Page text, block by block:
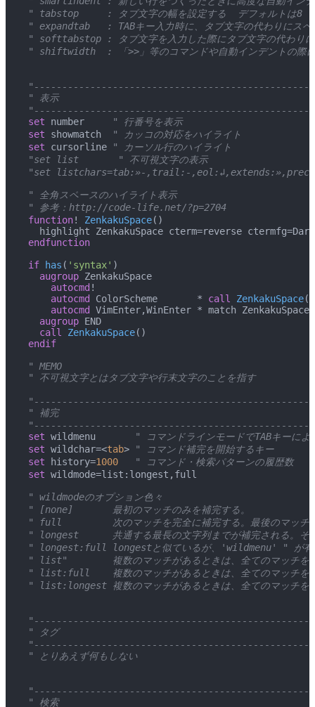
" tabstop     : タブ文字の幅を設定する  デフォルトは8
" expandtab   : TABキー入力時に、タブ文字の代わりにスペ
" softtabstop : タブ文字を入力した際にタブ文字の代わり
" shiftwidth  : 「>>」等のコマンドや自動インデントの際に
" 表示
set number
     " 行番号を表示
set showmatch
  " カッコの対応をハイライト
set cursorline " カーソル行のハイライト
"set list       " 不可視文字の表示
"set listchars=tab:»-,trail:-
" 全角スペースのハイライト表示
" 参考：http://code-life.net/?p=2704
function! ZenkakuSpace()
highlight ZenkakuSpace cterm=reverse
endfunction
if has ( 'syntax' )
   augroup
ZenkakuSpace
     autocmd
!
     autocmd
ColorScheme       * call ZenkakuSpace()
     autocmd
VimEnter,WinEnter * match ZenkakuSpace
   augroup
END
   call
ZenkakuSpace()
endif
" MEMO
" 不可視文字とはタブ文字や行末文字のことを指す
" 補完
set wildmenu
" コマンドラインモードでTABキーによ
set wildchar=<tab> " コマンド補完を開始するキー
set history=1000
   " コマンド・検索パターンの履歴数
set wildmode=list:longest,full
" wildmodeのオプション色々
" [none]       最初のマッチのみを補完する。
" full         次のマッチを完全に補完する。最後のマッチの
" longest      共通する最長の文字列までが補完される。それ
" longest:full longestと似ているが、'wildmenu' " が有効
" list"        複数のマッチがあるときは、全てのマッチを
" list:full    複数のマッチがあるときは、全てのマッチを羅
" list:longest 複数のマッチがあるときは、全てのマッチを羅
" タグ
" とりあえず何もしない
" 検索